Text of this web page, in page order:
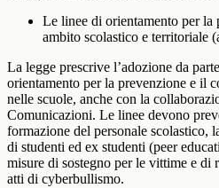
Le linee di orientamento per la
ambito scolastico e territoriale
La legge prescrive l’adozione da
orientamento per la prevenzione e il
nelle scuole, anche con la
Comunicazioni. Le linee devono
formazione del personale scolastico,
di studenti ed ex studenti (peer
misure di sostegno per le vittime e
atti di cyberbullismo.